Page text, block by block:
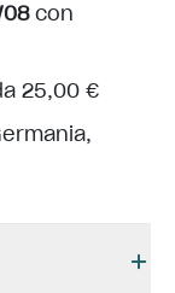
con
25,00 €